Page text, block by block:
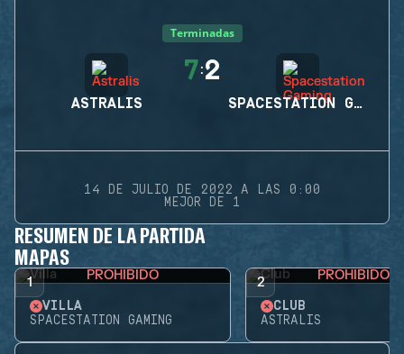
Terminadas
ASTRALIS
7:2
SPACESTATION GAMING
14 DE JULIO DE 2022 A LAS 0:00
MEJOR DE 1
RESUMEN DE LA PARTIDA
MAPAS
1 PROHIBIDO
VILLA
SPACESTATION GAMING
2 PROHIBIDO
CLUB
ASTRALIS